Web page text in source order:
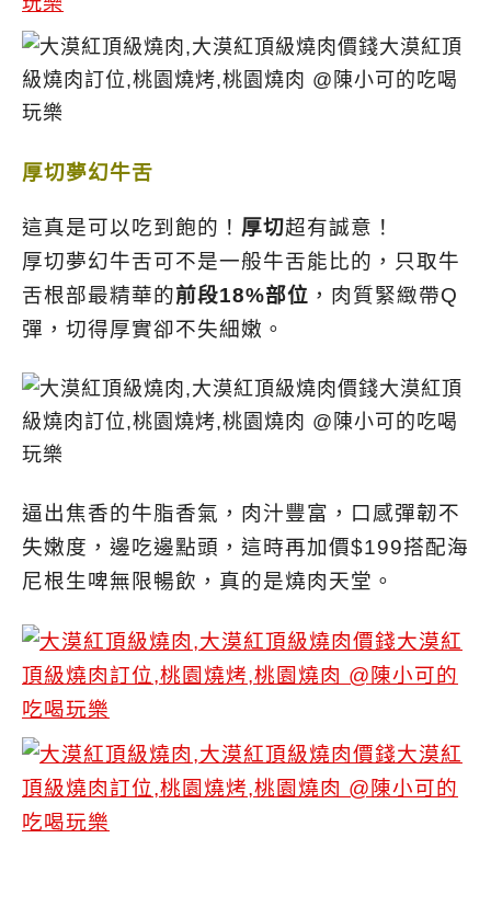
厚切夢幻牛舌
這真是可以吃到飽的！ 厚切超有誠意！
厚切夢幻牛舌可不是一般牛舌能比的，只取牛
舌根部最精華的前段18%部位 ，肉質緊緻帶Q
彈，切得厚實卻不失細嫩。
逼出焦香的牛脂香氣，肉汁豐富，口感彈韌不
失嫩度，邊吃邊點頭，這時再加價$199搭配海
尼根生啤無限暢飲，真的是燒肉天堂。